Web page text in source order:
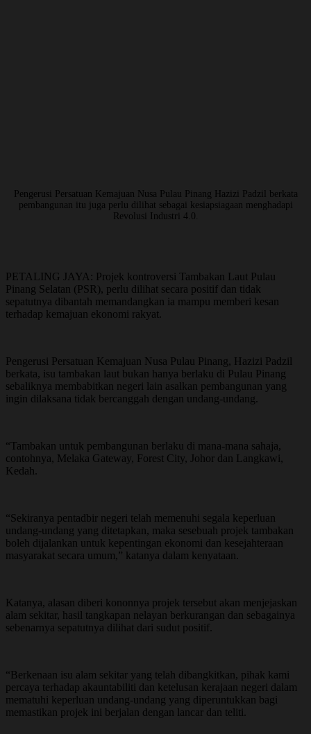
Pengerusi Persatuan Kemajuan Nusa Pulau Pinang Hazizi Padzil berkata
pembangunan itu juga perlu dilihat sebagai kesiapsiagaan menghadapi
Revolusi Industri 4.0.
PETALING JAYA: Projek kontroversi Tambakan Laut Pulau
Pinang Selatan (PSR), perlu dilihat secara positif dan tidak
sepatutnya dibantah memandangkan ia mampu memberi kesan
terhadap kemajuan ekonomi rakyat.
Pengerusi Persatuan Kemajuan Nusa Pulau Pinang, Hazizi Padzil
berkata, isu tambakan laut bukan hanya berlaku di Pulau Pinang
sebaliknya membabitkan negeri lain asalkan pembangunan yang
ingin dilaksana tidak bercanggah dengan undang-undang.
“Tambakan untuk pembangunan berlaku di mana-mana sahaja,
contohnya, Melaka Gateway, Forest City, Johor dan Langkawi,
Kedah.
“Sekiranya pentadbir negeri telah memenuhi segala keperluan
undang-undang yang ditetapkan, maka sesebuah projek tambakan
boleh dijalankan untuk kepentingan ekonomi dan kesejahteraan
masyarakat secara umum,” katanya dalam kenyataan.
Katanya, alasan diberi kononnya projek tersebut akan menjejaskan
alam sekitar, hasil tangkapan nelayan berkurangan dan sebagainya
sebenarnya sepatutnya dilihat dari sudut positif.
“Berkenaan isu alam sekitar yang telah dibangkitkan, pihak kami
percaya terhadap akauntabiliti dan ketelusan kerajaan negeri dalam
mematuhi keperluan undang-undang yang diperuntukkan bagi
memastikan projek ini berjalan dengan lancar dan teliti.